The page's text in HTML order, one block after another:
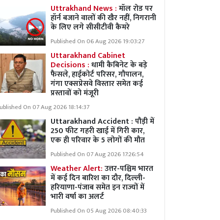
Uttrakhand News :मॉल रोड पर
हॉर्न बजाने वालों की खैर नहीं, निगरानी
के लिए लगे सीसीटीवी कैमरे
Published On 06 Aug 2026 19:03:27
Uttarakhand Cabinet
Decisions :धामी कैबिनेट के बड़े
फैसले, हाईकोर्ट परिसर, गौपालन,
गंगा एक्सप्रेसवे विस्तार समेत कई
प्रस्तावों को मंजूरी
On 07 Aug 2026 18:14:37
Uttarakhand Accident : पौड़ी में
250 फीट गहरी खाई में गिरी कार,
एक ही परिवार के 5 लोगों की मौत
Published On 07 Aug 2026 17:26:54
Weather Alert:उत्तर-पश्चिम भारत
में कई दिन बारिश का दौर, दिल्ली-
हरियाणा-पंजाब समेत इन राज्यों में
भारी वर्षा का अलर्ट
Published On 05 Aug 2026 08:40:33